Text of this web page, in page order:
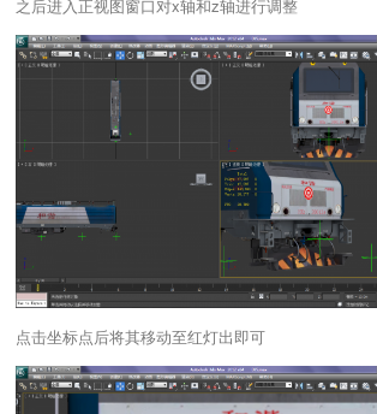
之后进入正视图窗口对x轴和z轴进行调整
点击坐标点后将其移动至红灯出即可